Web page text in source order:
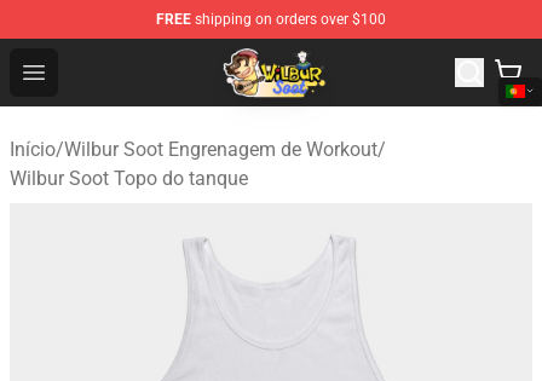
FREE shipping on orders over $100
Open menu
Wilbur Soot Shop - Official Wilbur Soot Merchandise
Início/Wilbur Soot Engrenagem de Workout/
Wilbur Soot Topo do tanque